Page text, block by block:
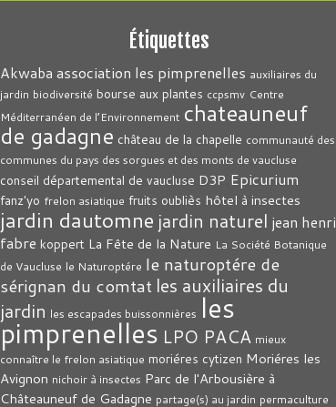
Étiquettes
Akwaba association les pimprenelles auxiliaires du
jardin biodiversité bourse aux plantes ccpsmv Centre
Méditerranéen de l’Environnement chateauneuf
de gadagne château de la chapelle communauté des
communes du pays des sorgues et des monts de vaucluse
conseil départemental de vaucluse D3P Epicurium
fanz'yo frelon asiatique fruits oubliès hôtel à insectes
jardin dautomne jardin naturel jean henri
fabre koppert La Fête de la Nature La Société Botanique
de Vaucluse le Naturoptére le naturoptére de
sérignan du comtat les auxiliaires du
jardin les escapades buissonnières les
pimprenelles LPO PACA mieux
connaître le frelon asiatique moriéres cytizen Moriéres les
Avignon nichoir à insectes Parc de l'Arbousière à
Châteauneuf de Gadagne partage(s) au jardin permaculture